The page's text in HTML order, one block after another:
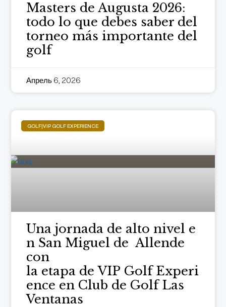
Masters de Augusta 2026:
todo lo que debes saber del
torneo más importante del
golf
Апрель 6, 2026
GOLF|VIP GOLF EXPERIENCE
Una jornada de alto nivel e
n San Miguel de Allende
con
la etapa de VIP Golf Experi
ence en Club de Golf Las
Ventanas